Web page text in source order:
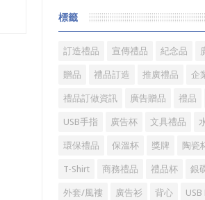
睞。國際著名皮具品牌有哪些?下麵
國際著名皮具品牌： 1、路
1...
標籤
訂造禮品 宣傳禮品 紀念品
贈品 禮品訂造 推廣禮品 企
禮品訂做資訊 廣告贈品 禮品
USB手指 廣告杯 文具禮品
環保禮品 保溫杯 獎牌 陶瓷
T-Shirt 商務禮品 禮品杯 銀
外套/風褸 廣告衫 背心 USB